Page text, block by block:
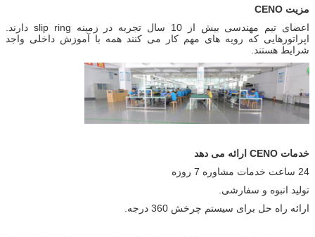
مزیت CENO
اعضای تیم مهندسی بیش از 10 سال تجربه در زمینه slip ring دارند.
اپراتورهایی که رویه های مهم کار می کنند همه با آموزش داخلی واجد
شرایط هستند.
خدمات CENO ارائه می دهد
24 ساعت خدمات مشاوره 7 روزه
تولید انبوه و سفارشی.
ارائه راه حل برای سیستم چرخش 360 درجه.